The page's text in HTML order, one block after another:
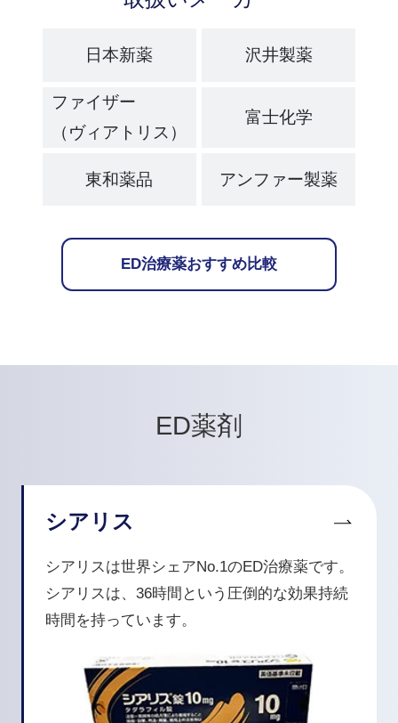
日本新薬 沢井製薬
ファイザー
（ヴィアトリス）
富士化学
東和薬品 アンファー製薬
ED治療薬おすすめ比較
ED薬剤
シアリス
シアリスは世界シェアNo.1のED治療薬です。
シアリスは、36時間という圧倒的な効果持続
時間を持っています。